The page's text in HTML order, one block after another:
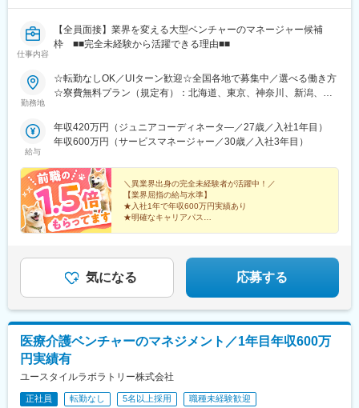
仕事内容
【全員面接】業界を変える大型ベンチャーのマネージャー候補
枠 ■■完全未経験から活躍できる理由■■
勤務地
☆転勤なしOK／UIターン歓迎☆全国各地で募集中／選べる働き方
☆寮費無料プラン（規定有）：北海道、東京、神奈川、新潟、三
ス】◇地元採用・転勤なし可■東北／北海道、青森、岩手、宮城、
山形、福島■関東甲信越／茨城、栃木、群馬、埼玉、千葉、東京、
神奈川、新潟、富山、山梨、長野■東海／岐阜、静岡、愛知、三重
山、広島、山口、徳島、香川、愛媛、高知■九州／福岡、佐賀、長
崎、熊本、大分、宮崎、鹿児島、沖縄☆江戸川・川崎・湘南・川
越・香川・徳島・青森・多摩川にて新規オープン★別事業へのキ
ャリアチェンジによる昇格可能☆ページ下部「勤務地の一例」も
ご参照ください【2／全国マネージャーコース】◆全国募集／引越
在地はHP参照⇒養成期間後の勤務地は現在お住まいの地域又はジ
ェネラルマネージャーと相談の上決定◆引越し手当支給・家賃無
料の借り上げ社宅提供☆早期キャリアアップしたい方に最適なポ
ジション
給与
年収420万円（ジュニアコーディネータ―／27歳／入社1年目）
年収600万円（サービスマネージャー／30歳／入社3年目）
＼異業界出身の完全未経験者が活躍中！／
【業界屈指の給与水準】
★入社1年で年収600万円実績あり
★明確なキャリアパス
気になる 応募する
医療介護ベンチャーのマネジメント／1年目年収600万
円実績有
ユースタイルラボラトリー株式会社
正社員 転勤なし 5名以上採用
職種未経験歓迎